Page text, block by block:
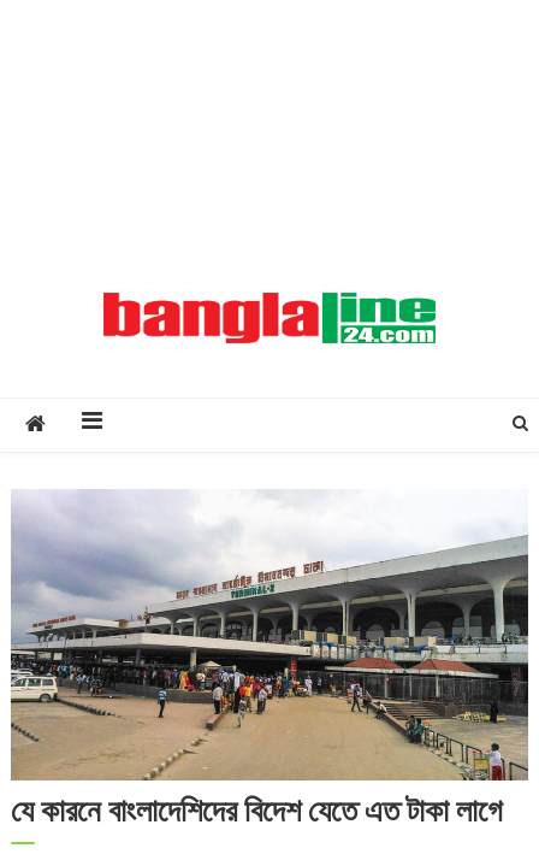
যে কারনে বাংলাদেশিদের বিদেশ যেতে এত টাকা লাগে